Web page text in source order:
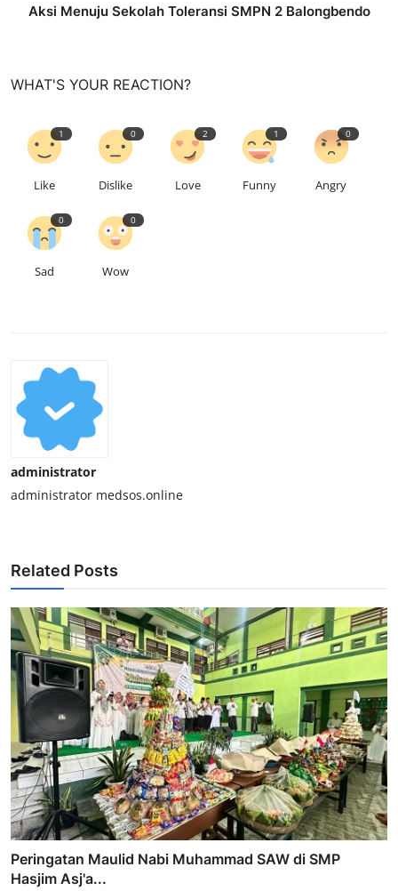
Aksi Menuju Sekolah Toleransi SMPN 2 Balongbendo
WHAT'S YOUR REACTION?
1
Like
0
Dislike
2
Love
1
Funny
0
Angry
0
Sad
0
Wow
administrator
administrator medsos.online
Related Posts
Peringatan Maulid Nabi Muhammad SAW di SMP
Hasjim Asj'a...